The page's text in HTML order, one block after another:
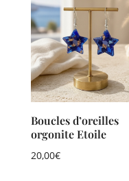
Boucles d’oreilles
orgonite Etoile
20,00€